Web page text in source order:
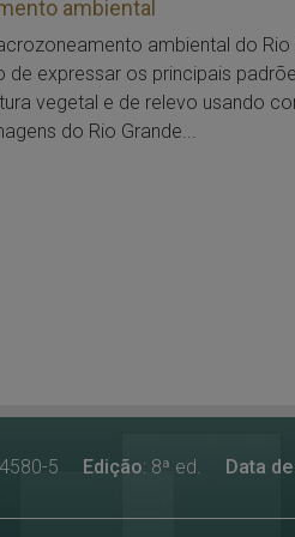
ambiental
ambiental do
de expressar os principais
vegetal e de relevo usando
do Rio Grande...
5 Edição: 8ª ed. Data